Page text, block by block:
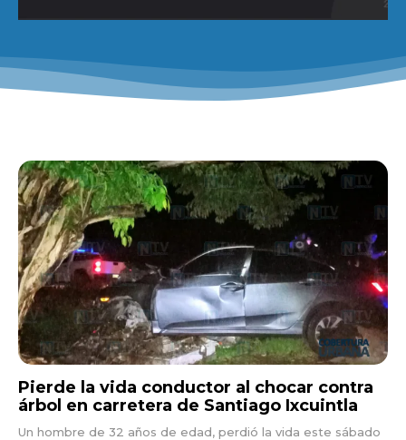
Pierde la vida conductor al chocar contra
árbol en carretera de Santiago Ixcuintla
Un hombre de 32 años de edad, perdió la vida este sábado